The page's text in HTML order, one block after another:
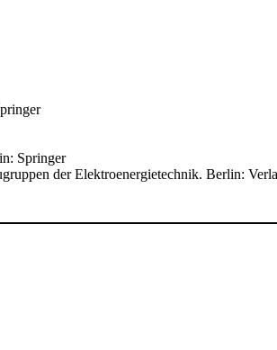
Springer
der Elektroenergietechnik. Berlin: